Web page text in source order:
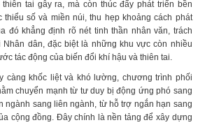
tai gây ra, mà còn thúc đẩy phát triển bền
số và miền núi, thu hẹp khoảng cách phát
đó khẳng định rõ nét tinh thần nhân văn, trách
dân, đặc biệt là những khu vực còn nhiều
tác động của biến đổi khí hậu và thiên tai.
càng khốc liệt và khó lường, chương trình phối
chuyển mạnh từ tư duy bị động ứng phó sang
ngành sang liên ngành, từ hỗ trợ ngắn hạn sang
cộng đồng. Đây chính là nền tảng để xây dựng